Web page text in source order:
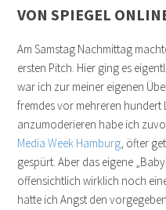
VON SPIEGEL
Am Samstag Nachmittag
ersten Pitch. Hier ging es
war ich zur meiner eigenen
fremdes vor mehreren hundert
anzumoderieren habe ich
Media Week Hamburg, öfter
gespürt. Aber das eigene
offensichtlich wirklich noch
hatte ich Angst den